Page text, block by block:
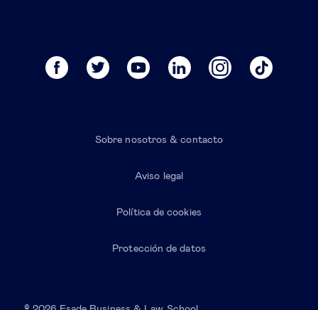
Sobre nosotros & contacto
Aviso legal
Política de cookies
Protección de datos